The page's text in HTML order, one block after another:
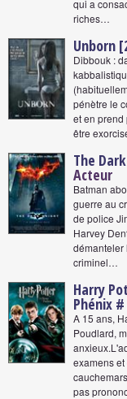
qui a
riches…
Unborn
Dibbouk :
pénètre le
et en
être
The
Acteur
Batman
guerre au
de police
Harvey
démanteler
criminel…
Harry
Phénix
A 15 ans,
Poudlard,
examens
pas